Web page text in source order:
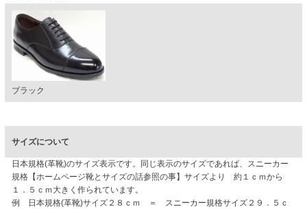
ブラック
サイズについて
日本規格(革靴)のサイズ表示です。同じ表示のサイズであれば、スニーカー
規格【ホームページ靴とサイズの話参照の事】サイズより 約１ｃｍから
１．５ｃｍ大きく作られています。
例 日本規格(革靴)サイズ２８ｃｍ ＝ スニーカー規格サイズ２９．５ｃ